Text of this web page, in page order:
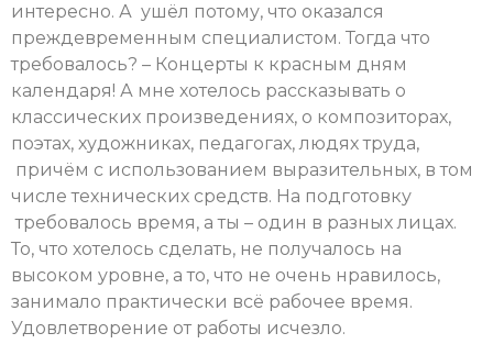
интересно. А ушёл потому, что оказался
преждевременным специалистом. Тогда что
требовалось? – Концерты к красным дням
календаря! А мне хотелось рассказывать о
классических произведениях, о композиторах,
поэтах, художниках, педагогах, людях труда,
причём с использованием выразительных, в том
числе технических средств. На подготовку
требовалось время, а ты – один в разных лицах.
То, что хотелось сделать, не получалось на
высоком уровне, а то, что не очень нравилось,
занимало практически всё рабочее время.
Удовлетворение от работы исчезло.